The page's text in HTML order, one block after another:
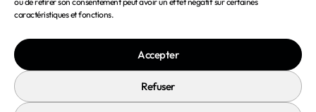
caractéristiques et fonctions.
Accepter
Refuser
Conditions générales d'utilisation
Politique de confidentialité
Politique de cookies